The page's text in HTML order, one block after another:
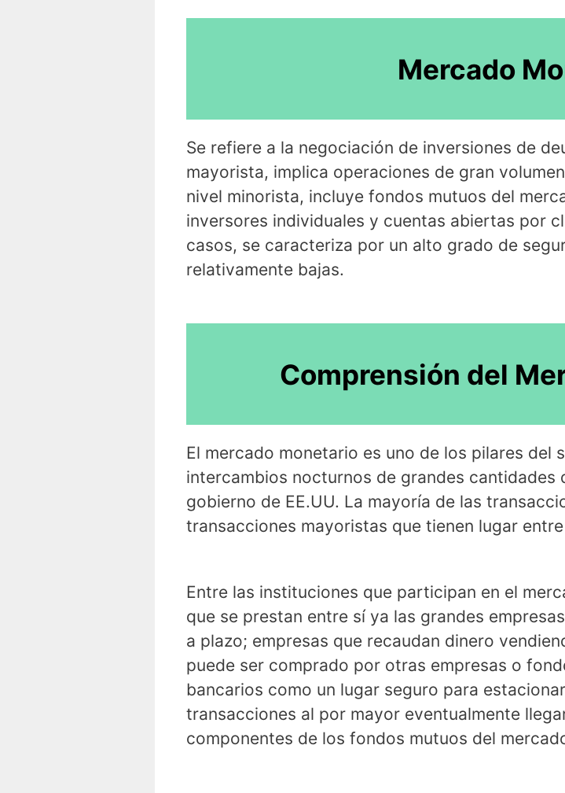
Mercado
Se refiere a la negociación de inversiones de
mayorista, implica operaciones de gran
nivel minorista, incluye fondos mutuos del
inversores individuales y cuentas abiertas por
casos, se caracteriza por un alto grado de
relativamente bajas.
Comprensión del
El mercado monetario es uno de los pilares del
intercambios nocturnos de grandes cantidades
gobierno de EE.UU. La mayoría de las
transacciones mayoristas que tienen lugar
Entre las instituciones que participan en el
que se prestan entre sí ya las grandes
a plazo; empresas que recaudan dinero
puede ser comprado por otras empresas o
bancarios como un lugar seguro para
transacciones al por mayor eventualmente
componentes de los fondos mutuos del